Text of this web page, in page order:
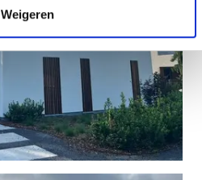
Weigeren